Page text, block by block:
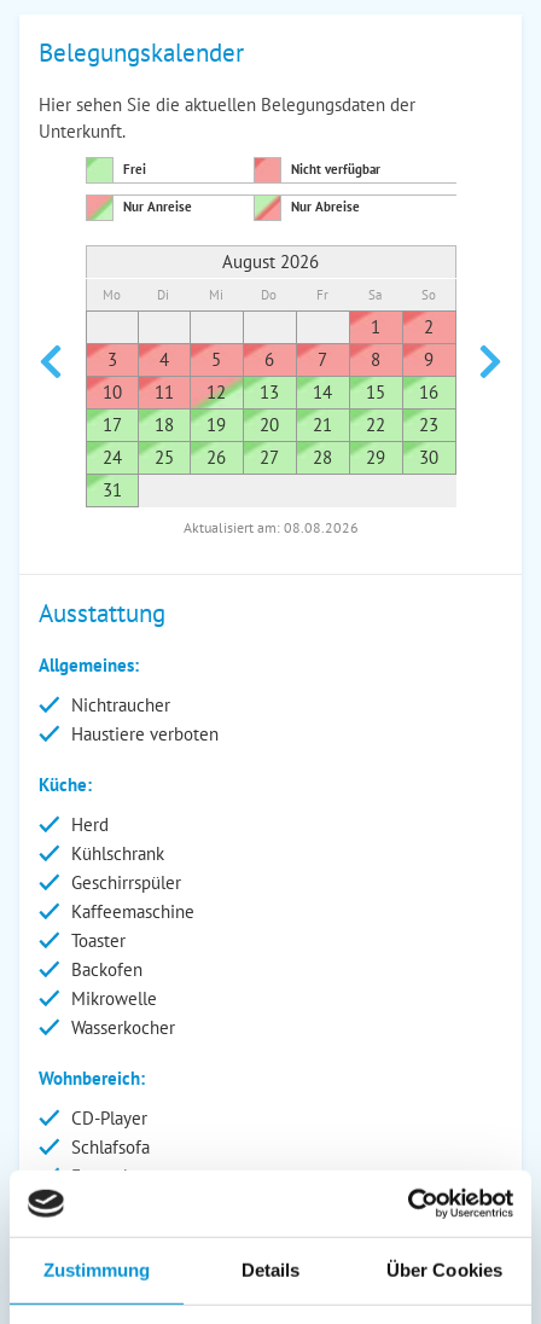
Zustimmung Details Über Cookies
Belegungskalender
Hier sehen Sie die aktuellen Belegungsdaten der
Unterkunft.
Frei Nicht verfügbar
Nur Anreise Nur Abreise
August 2026
Mo Di Mi Do Fr Sa So
1
2
3
4 5 6 7 8
9
10
11 12 13 14 15
16
17
18 19 20 21 22
23
24
25 26 27 28 29
30
31
7
Aktualisiert am: 08.08.2026
Ausstattung
Allgemeines:
Nichtraucher
Haustiere verboten
Küche:
Herd
Kühlschrank
Geschirrspüler
Kaffeemaschine
Toaster
Backofen
Mikrowelle
Wasserkocher
Wohnbereich:
CD-Player
Schlafsofa
Fernseher